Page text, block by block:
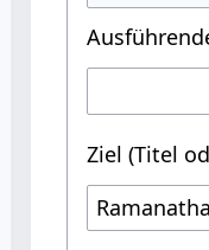
Ziel (Titel